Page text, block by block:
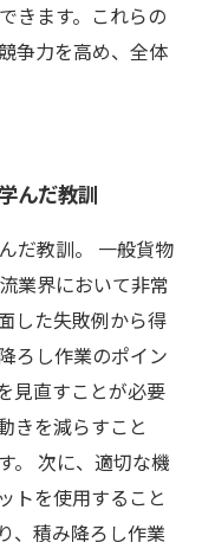
きます。これらの
争力を高め、全体
んだ教訓
だ教訓。 一般貨物
業界において非常
した失敗例から得
ろし作業のポイン
見直すことが必要
きを減らすこと
。 次に、適切な機
トを使用すること
、積み降ろし作業